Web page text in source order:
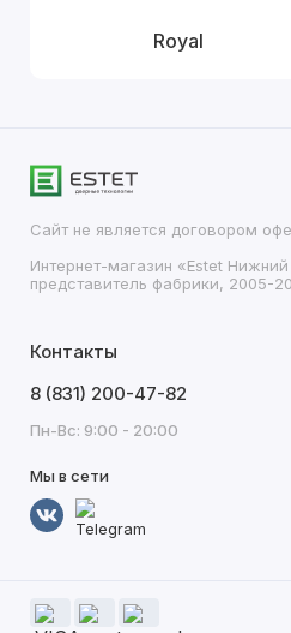
Royal
Сайт не является договором
Интернет-магазин «Estet
представитель фабрики, 2005-
Контакты
8 (831) 200-47-82
Пн-Вс: 9:00 - 20:00
Мы в сети